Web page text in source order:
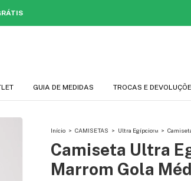
GUIA DE MEDIDAS TROCAS E
Início > CAMISETAS > Ultra Egípcio™ >
Camiseta Ultra
Marrom Gola